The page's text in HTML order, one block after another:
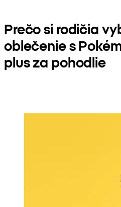
Prečo si rodičia
oblečenie s
plus za pohodlie